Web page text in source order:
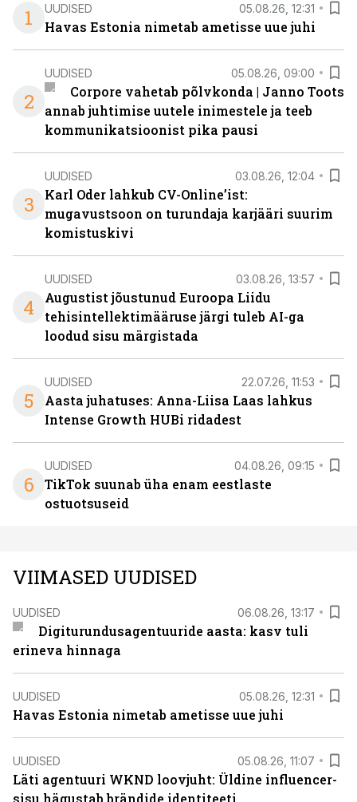
1
UUDISED 05.08.26, 12:31
Havas Estonia nimetab ametisse uue juhi
2
UUDISED 05.08.26, 09:00
Corpore vahetab põlvkonda | Janno Toots
annab juhtimise uutele inimestele ja teeb
kommunikatsioonist pika pausi
3
UUDISED 03.08.26, 12:04
Karl Oder lahkub CV-Online’ist:
mugavustsoon on turundaja karjääri suurim
komistuskivi
4
UUDISED 03.08.26, 13:57
Augustist jõustunud Euroopa Liidu
tehisintellektimääruse järgi tuleb AI-ga
loodud sisu märgistada
5
UUDISED 22.07.26, 11:53
Aasta juhatuses: Anna-Liisa Laas lahkus
Intense Growth HUBi ridadest
6
UUDISED 04.08.26, 09:15
TikTok suunab üha enam eestlaste
ostuotsuseid
VIIMASED UUDISED
UUDISED 06.08.26, 13:17
Digiturundusagentuuride aasta: kasv tuli
erineva hinnaga
UUDISED 05.08.26, 12:31
Havas Estonia nimetab ametisse uue juhi
UUDISED 05.08.26, 11:07
Läti agentuuri WKND loovjuht: Üldine influencer-
sisu hägustab brändide identiteeti